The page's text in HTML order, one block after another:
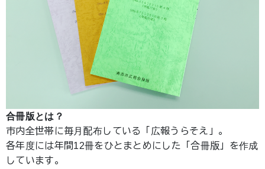
合冊版とは？
市内全世帯に毎月配布している「広報うらそえ」。
各年度には年間12冊をひとまとめにした「合冊版」を作成
しています。